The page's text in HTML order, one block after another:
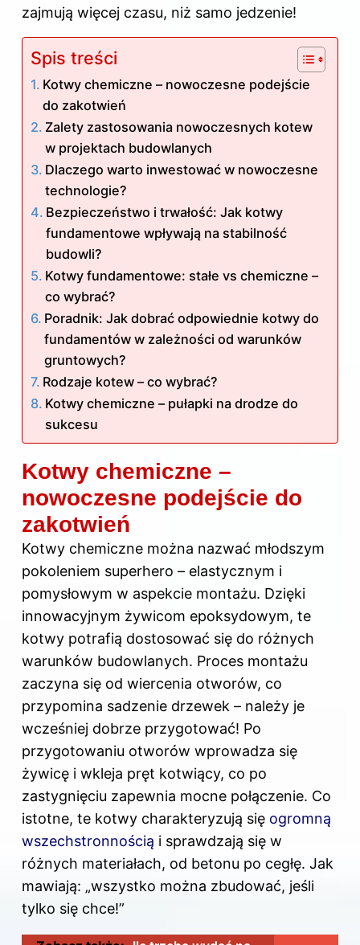
zajmują więcej czasu, niż samo jedzenie!
Spis treści
Kotwy chemiczne – nowoczesne podejście
do zakotwień
Zalety zastosowania nowoczesnych kotew
w projektach budowlanych
Dlaczego warto inwestować w nowoczesne
technologie?
Bezpieczeństwo i trwałość: Jak kotwy
fundamentowe wpływają na stabilność
budowli?
Kotwy fundamentowe: stałe vs chemiczne –
co wybrać?
Poradnik: Jak dobrać odpowiednie kotwy do
fundamentów w zależności od warunków
gruntowych?
Rodzaje kotew – co wybrać?
Kotwy chemiczne – pułapki na drodze do
sukcesu
Kotwy chemiczne –
nowoczesne podejście do
zakotwień
Kotwy chemiczne można nazwać młodszym
pokoleniem superhero – elastycznym i
pomysłowym w aspekcie montażu. Dzięki
innowacyjnym żywicom epoksydowym, te
kotwy potrafią dostosować się do różnych
warunków budowlanych. Proces montażu
zaczyna się od wiercenia otworów, co
przypomina sadzenie drzewek – należy je
wcześniej dobrze przygotować! Po
przygotowaniu otworów wprowadza się
żywicę i wkleja pręt kotwiący, co po
zastygnięciu zapewnia mocne połączenie. Co
istotne, te kotwy charakteryzują się ogromną
wszechstronnością i sprawdzają się w
różnych materiałach, od betonu po cegłę. Jak
mawiają: „wszystko można zbudować, jeśli
tylko się chce!”